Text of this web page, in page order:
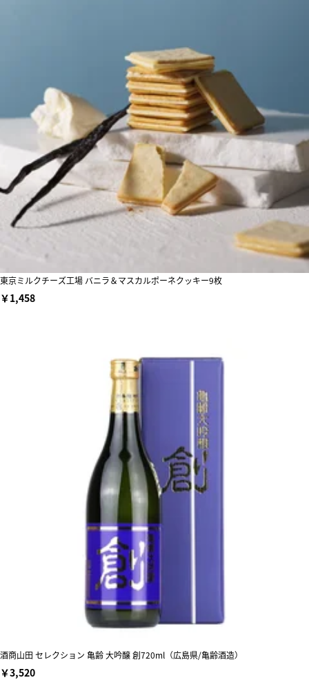
東京ミルクチーズ工場 バニラ＆マスカルポーネクッキー9枚
￥1,458
酒商山田 セレクション 亀齢 大吟醸 創720ml（広島県/亀齢酒造）
￥3,520